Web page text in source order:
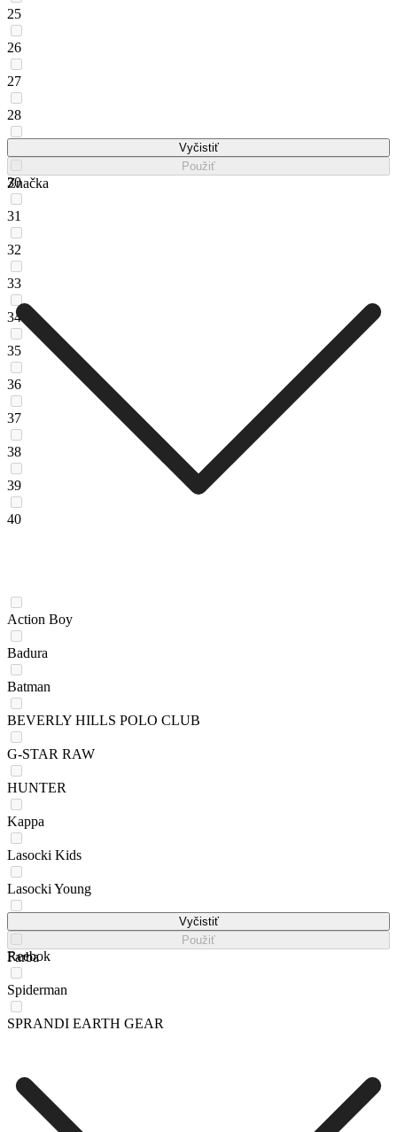
25
26
27
28
30
31
32
33
34
35
36
37
38
39
40
Vyčistiť
Použiť
Značka
Action Boy
Badura
Batman
BEVERLY HILLS POLO CLUB
G-STAR RAW
HUNTER
Kappa
Lasocki Kids
Lasocki Young
Reebok
Spiderman
SPRANDI EARTH GEAR
Vyčistiť
Použiť
Farba